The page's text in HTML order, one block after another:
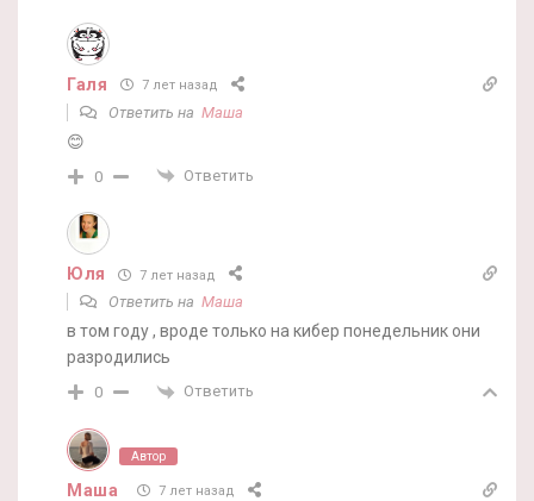
Галя 7 лет назад
Ответить на Маша
😊
0 Ответить
Юля 7 лет назад
Ответить на Маша
в том году , вроде только на кибер понедельник они
разродились
0 Ответить
Автор
Маша 7 лет назад